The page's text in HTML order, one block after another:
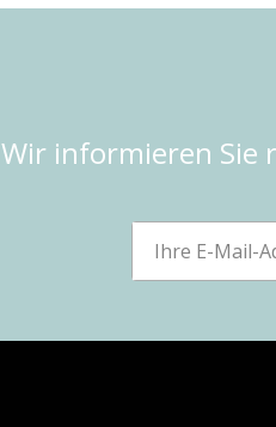
Wir informieren Sie